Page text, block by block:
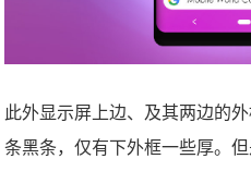
此外显示屏上边、及其两边的
条黑条，仅有下外框一些厚。